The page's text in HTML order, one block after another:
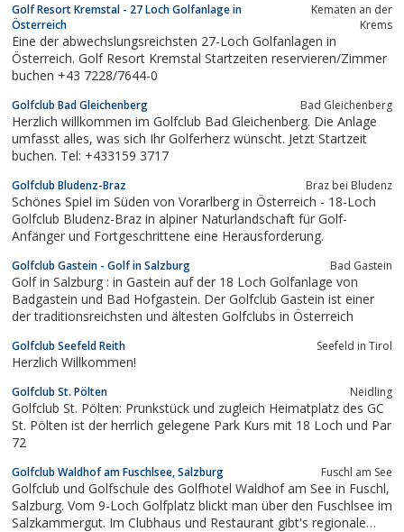
Golf Resort Kremstal - 27 Loch Golfanlage in
Österreich
Kematen an der
Krems
Eine der abwechslungsreichsten 27-Loch Golfanlagen in
Österreich. Golf Resort Kremstal Startzeiten reservieren/Zimmer
buchen +43 7228/7644-0
Golfclub Bad Gleichenberg Bad Gleichenberg
Herzlich willkommen im Golfclub Bad Gleichenberg. Die Anlage
umfasst alles, was sich Ihr Golferherz wünscht. Jetzt Startzeit
buchen. Tel: +433159 3717
Golfclub Bludenz-Braz Braz bei Bludenz
Schönes Spiel im Süden von Vorarlberg in Österreich - 18-Loch
Golfclub Bludenz-Braz in alpiner Naturlandschaft für Golf-
Anfänger und Fortgeschrittene eine Herausforderung.
Golfclub Gastein - Golf in Salzburg Bad Gastein
Golf in Salzburg : in Gastein auf der 18 Loch Golfanlage von
Badgastein und Bad Hofgastein. Der Golfclub Gastein ist einer
der traditionsreichsten und ältesten Golfclubs in Österreich
Golfclub Seefeld Reith Seefeld in Tirol
Herzlich Willkommen!
Golfclub St. Pölten Neidling
Golfclub St. Pölten: Prunkstück und zugleich Heimatplatz des GC
St. Pölten ist der herrlich gelegene Park Kurs mit 18 Loch und Par
72
Golfclub Waldhof am Fuschlsee, Salzburg Fuschl am See
Golfclub und Golfschule des Golfhotel Waldhof am See in Fuschl,
Salzburg. Vom 9-Loch Golfplatz blickt man über den Fuschlsee im
Salzkammergut. Im Clubhaus und Restaurant gibt's regionale